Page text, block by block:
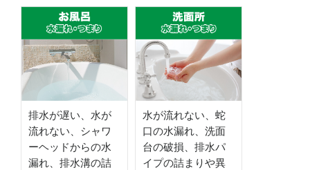
排水が遅い、水が
流れない、シャワ
ーヘッドからの水
漏れ、排水溝の詰
水が流れない、蛇
口の水漏れ、洗面
台の破損、排水パ
イプの詰まりや異